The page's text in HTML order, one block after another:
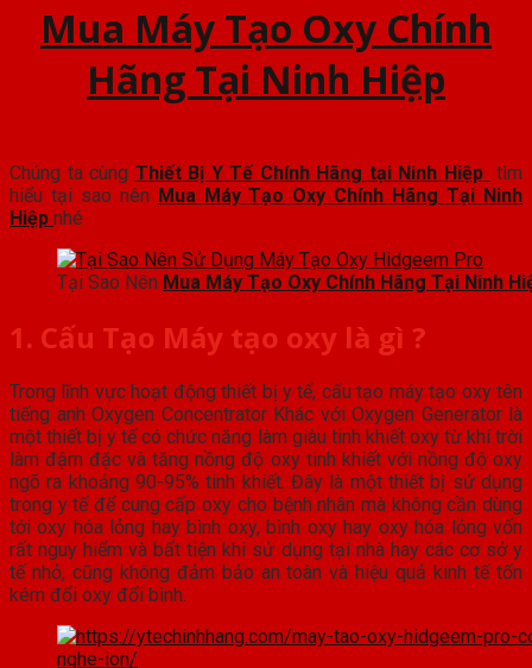
Mua Máy Tạo Oxy Chính
Hãng Tại Ninh Hiệp
Chúng ta cùng Thiết Bị Y Tế Chính Hãng tại Ninh Hiệp tìm
hiểu tại sao nên Mua Máy Tạo Oxy Chính Hãng Tại Ninh
Hiệp nhé
Tại Sao Nên Mua Máy Tạo Oxy Chính Hãng Tại Ninh
1. Cấu Tạo Máy tạo oxy là gì ?
Trong lĩnh vực hoạt động thiết bị y tế, cấu tạo máy tạo oxy tên
tiếng anh Oxygen Concentrator Khác với Oxygen Generator là
một thiết bị y tế có chức năng làm giàu tinh khiết oxy từ khí trời
làm đậm đặc và tăng nồng độ oxy tinh khiết với nồng độ oxy
ngõ ra khoảng 90-95% tinh khiết. Đây là một thiết bị sử dụng
trong y tế để cung cấp oxy cho bệnh nhân mà không cần dùng
tới oxy hóa lỏng hay bình oxy, bình oxy hay oxy hóa lỏng vốn
rất nguy hiểm và bất tiện khi sử dụng tại nhà hay các cơ sở y
tế nhỏ, cũng không đảm bảo an toàn và hiệu quả kinh tế tốn
kém đổi oxy đổi bình.